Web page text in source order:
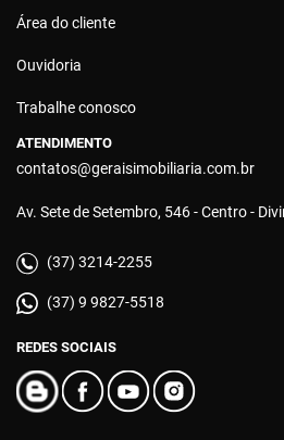
Área do cliente
Ouvidoria
Trabalhe conosco
ATENDIMENTO
contatos@geraisimobiliaria.com.br
Av. Sete de Setembro, 546 - Centro -
(37) 3214-2255
(37) 9 9827-5518
REDES SOCIAIS